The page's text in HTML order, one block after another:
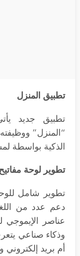
تطبيق المنزل
تطبيق جديد
“المنزل”
الذكية بواسطة
تطوير لوحة
تطوير شامل
دعم عدد من
عناصر الإيموجي
وذكاء صناعي
أم بريد إلكتروني